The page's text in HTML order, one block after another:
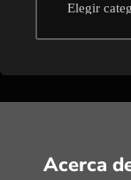
Acerca